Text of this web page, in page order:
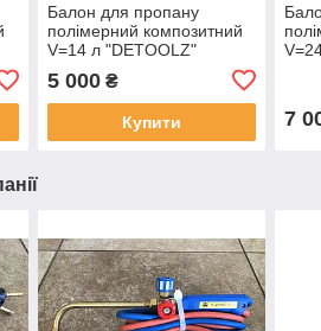
Балон для пропану
полімерний композитний
V=14 л "DETOOLZ"
5 000₴
Купити 7